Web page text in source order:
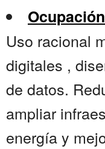
Uso racional
digitales ,
de datos.
ampliar
energía y